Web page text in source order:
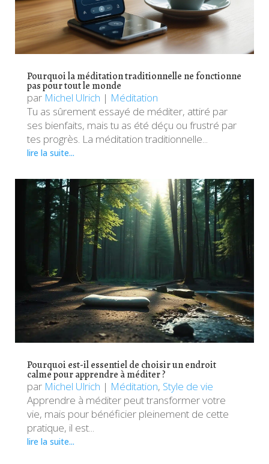
Pourquoi la méditation traditionnelle ne fonctionne
pas pour tout le monde
par Michel Ulrich | Méditation
Tu as sûrement essayé de méditer, attiré par
ses bienfaits, mais tu as été déçu ou frustré par
tes progrès. La méditation traditionnelle...
lire la suite...
Pourquoi est-il essentiel de choisir un endroit
calme pour apprendre à méditer ?
par Michel Ulrich | Méditation, Style de vie
Apprendre à méditer peut transformer votre
vie, mais pour bénéficier pleinement de cette
pratique, il est...
lire la suite...